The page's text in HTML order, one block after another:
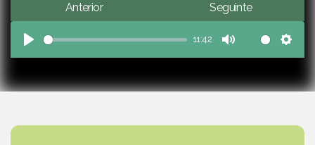
Anterior Seguinte
Play
11:42
Mute